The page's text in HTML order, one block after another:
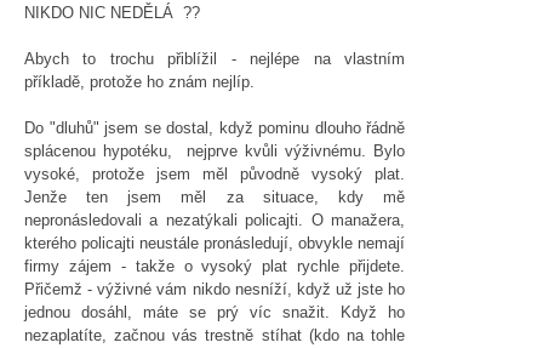
NIKDO NIC NEDĚLÁ ??
Abych to trochu přiblížil - nejlépe na vlastním
příkladě, protože ho znám nejlíp.
Do "dluhů" jsem se dostal, když pominu dlouho řádně
splácenou hypotéku, nejprve kvůli výživnému. Bylo
vysoké, protože jsem měl původně vysoký plat.
Jenže ten jsem měl za situace, kdy mě
nepronásledovali a nezatýkali policajti. O manažera,
kterého policajti neustále pronásledují, obvykle nemají
firmy zájem - takže o vysoký plat rychle přijdete.
Přičemž - výživné vám nikdo nesníží, když už jste ho
jednou dosáhl, máte se prý víc snažit. Když ho
nezaplatíte, začnou vás trestně stíhat (kdo na tohle